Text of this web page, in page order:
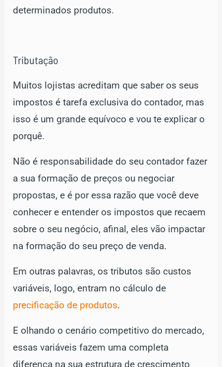
determinados produtos.
Tributação
Muitos lojistas acreditam que saber os seus
impostos é tarefa exclusiva do contador, mas
isso é um grande equívoco e vou te explicar o
porquê.
Não é responsabilidade do seu contador fazer
a sua formação de preços ou negociar
propostas, e é por essa razão que você deve
conhecer e entender os impostos que recaem
sobre o seu negócio, afinal, eles vão impactar
na formação do seu preço de venda.
Em outras palavras, os tributos são custos
variáveis, logo, entram no cálculo de
precificação de produtos.
E olhando o cenário competitivo do mercado,
essas variáveis fazem uma completa
diferença na sua estrutura de crescimento